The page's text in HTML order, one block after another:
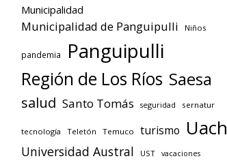
Municipalidad
Municipalidad de Panguipulli Niños
pandemia Panguipulli
Región de Los Ríos Saesa
salud Santo Tomás seguridad sernatur
tecnología Teletón Temuco turismo Uach
Universidad Austral UST vacaciones